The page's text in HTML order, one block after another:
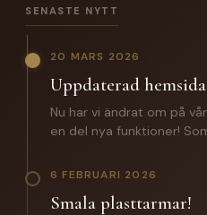
SENASTE NYTT
20 MARS 2026
Uppdaterad
Nu har vi ändrat om på
en del nya funktioner!
Certifikat och
certifikat och
6 FEBRUARI 2026
Smala plasttarmar!